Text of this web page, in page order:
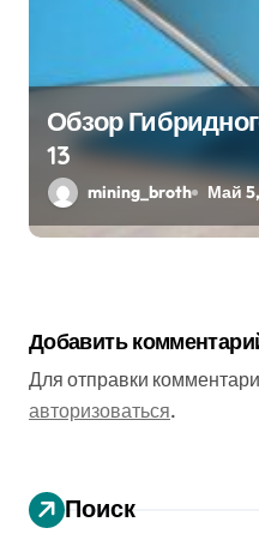
Обзор
13
mining_broth Май
Добавить
Для отправки
авторизоваться.
Поиск